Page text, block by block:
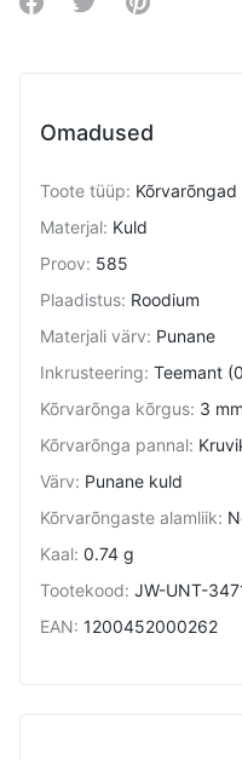
Share on Facebook
Share on Twitter
Share on
Omadused
Toote tüüp: Kõrvarõngad
Materjal: Kuld
Proov: 585
Plaadistus: Roodium
Materjali värv: Punane
Inkrusteering: Teemant
Kõrvarõnga kõrgus: 3 mm
Kõrvarõnga pannal:
Värv: Punane kuld
Kõrvarõngaste alamliik:
Kaal: 0.74 g
Tootekood: JW-UNT-
EAN: 1200452000262